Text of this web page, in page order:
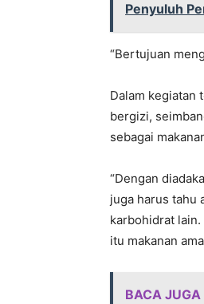
Penyuluh
“Bertujuan
Dalam kegiatan
bergizi,
sebagai
“Dengan
juga harus tahu
karbohidrat
itu makanan
BACA JUGA